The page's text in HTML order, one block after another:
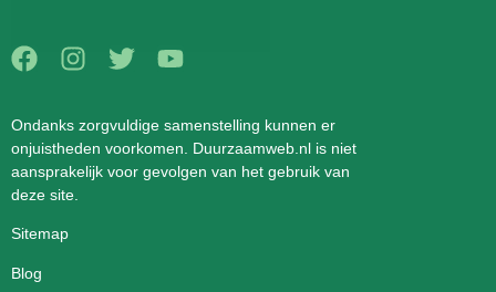
Ondanks zorgvuldige samenstelling kunnen er
onjuistheden voorkomen. Duurzaamweb.nl is niet
aansprakelijk voor gevolgen van het gebruik van
deze site.
Sitemap
Blog